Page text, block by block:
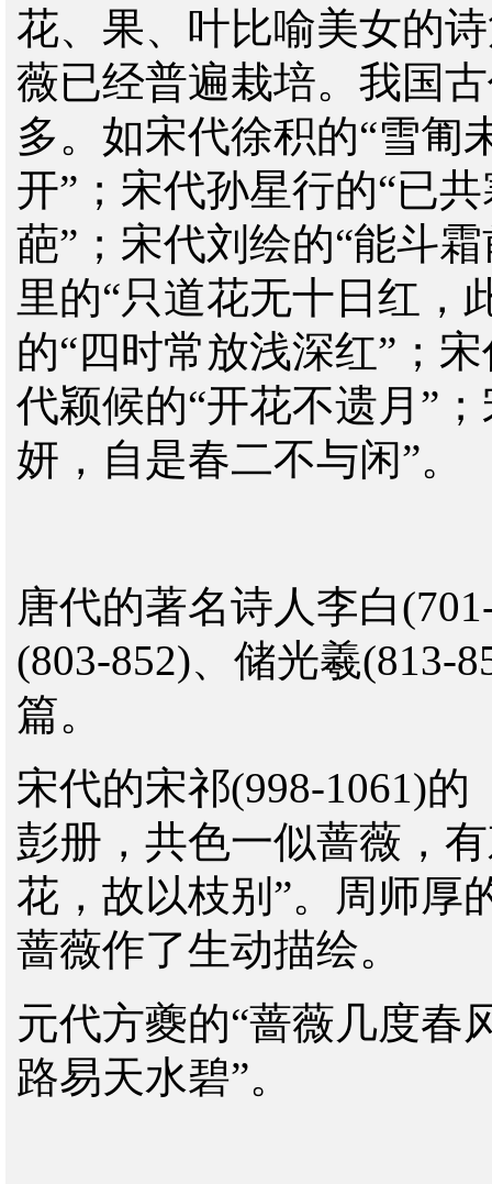
花、果、叶比喻美女的
薇已经普遍栽培。我国
多。如宋代徐积的“雪匍
开”；宋代孙星行的“已
葩”；宋代刘绘的“能斗
里的“只道花无十日红，
的“四时常放浅深红”；
代颖候的“开花不遗月”
妍，自是春二不与闲”。
唐代的著名诗人李白
(803-852)、储光羲(813-
篇。
宋代的宋祁(998-1061)
彭册，共色一似蔷薇，
花，故以枝别”。周师厚
蔷薇作了生动描绘。
元代方夔的“蔷薇几度春
路易天水碧”。